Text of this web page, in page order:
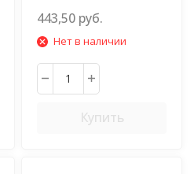
443,50 руб.
Нет в наличии
Купить